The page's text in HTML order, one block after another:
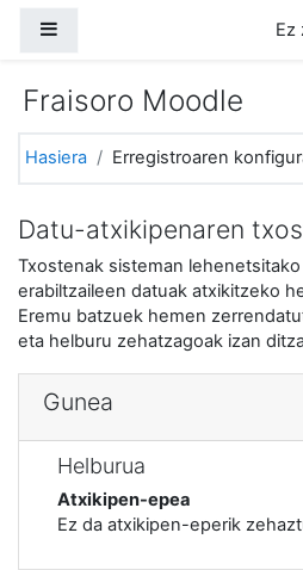
Ez
Fraisoro Moodle
Hasiera Erregistroaren
Datu-atxikipenaren
Txostenak sisteman
erabiltzaileen datuak atxikitzeko
Eremu batzuek hemen
eta helburu zehatzagoak izan
Gunea
Helburua
Atxikipen-epea
Ez da atxikipen-eperik